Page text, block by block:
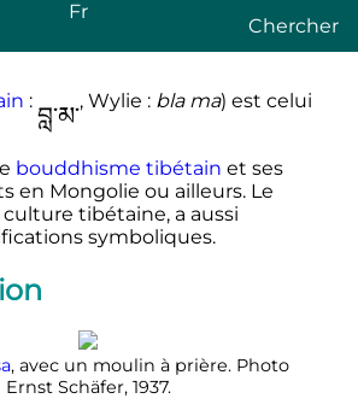
Fr
Chercher
: བླ་མ་, Wylie : bla ma) est celui
bouddhisme tibétain et ses
en Mongolie ou ailleurs. Le
tibétaine, a aussi
symboliques.
, avec un moulin à prière. Photo
Ernst Schäfer, 1937.